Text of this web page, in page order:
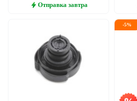
Отправка завтра
-5%